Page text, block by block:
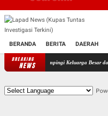
BERANDA BERITA DAERAH
BREAKING
NEWS
Didampingi Keluarga Besar dan